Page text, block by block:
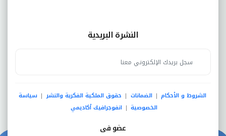
النشرة البريدية
الشروط و الأحكام | الضمانات | حقوق الملكية الفكرية والنشر | سياسة
الخصوصية | انفوجرافيك أكاديمي
عضو فى